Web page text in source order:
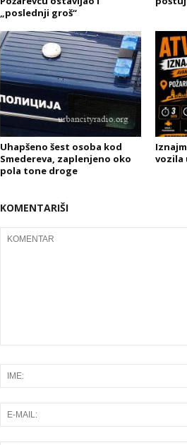
„poslednji groš“
Uhapšeno šest osoba kod
Smedereva, zaplenjeno oko
pola tone droge
vozila
KOMENTARIŠI